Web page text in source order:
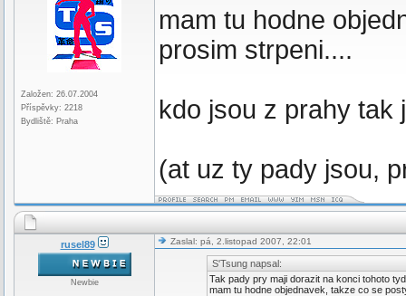
Založen: 26.07.2004
Příspěvky: 2218
Bydliště: Praha
mam tu hodne
prosim strpeni....
kdo jsou z prahy tak
(at uz ty pady jsou,
rusel89
Newbie
Zaslal: pá, 2.listopad 2007, 22:01
S'Tsung napsal:
Tak pady pry maji dorazit na konci tohoto
mam tu hodne objednavek, takze co se